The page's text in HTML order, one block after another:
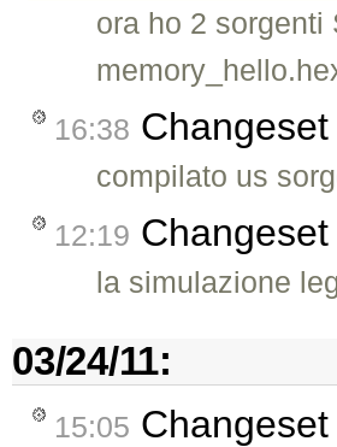
ora ho 2 sorgenti
16:38
compilato us
12:19
la simulazione
03/24/11:
15:05